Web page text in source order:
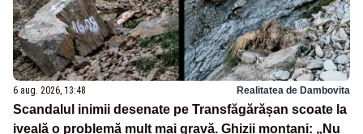
6 aug. 2026, 13:48 Realitatea de Dambovita
Scandalul inimii desenate pe Transfăgărășan scoate la
iveală o problemă mult mai gravă. Ghizii montani: „Nu